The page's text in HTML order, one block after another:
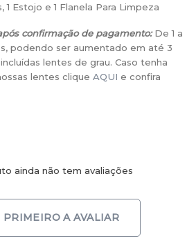
1 Estojo e 1 Flanela Para Limpeza
confirmação de pagamento:De 1 a
podendo ser aumentado em até 3
lentes de grau. Caso tenha
lentes clique AQUI e confira
ainda não tem avaliações
PRIMEIRO A AVALIAR